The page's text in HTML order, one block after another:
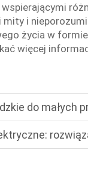
i
życia w
więcej
łatwe